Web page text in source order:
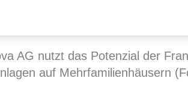
AG nutzt das Potenzial der
auf Mehrfamilienhäusern